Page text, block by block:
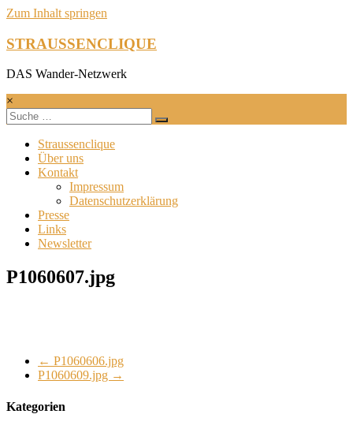
Zum Inhalt springen
STRAUSSENCLIQUE
DAS Wander-Netzwerk
×
Straussenclique
Über uns
Kontakt
Impressum
Datenschutzerklärung
Presse
Links
Newsletter
P1060607.jpg
← P1060606.jpg
P1060609.jpg →
Kategorien